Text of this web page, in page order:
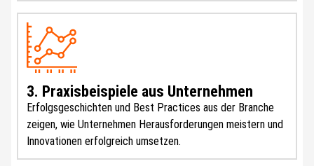
3. Praxisbeispiele aus Unternehmen
Erfolgsgeschichten und Best Practices aus der Branche
zeigen, wie Unternehmen Herausforderungen meistern und
Innovationen erfolgreich umsetzen.